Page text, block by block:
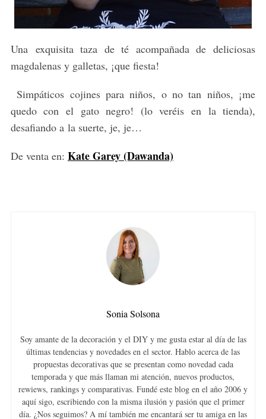
Una exquisita taza de té acompañada de deliciosas
magdalenas y galletas, ¡que fiesta!
Simpáticos cojines para niños, o no tan niños, ¡me
quedo con el gato negro! (lo veréis en la tienda),
desafiando a la suerte, je, je…
De venta en: Kate Garey (Dawanda)
Sonia Solsona
Soy amante de la decoración y el DIY y me gusta estar al día de las
últimas tendencias y novedades en el sector. Hablo acerca de las
propuestas decorativas que se presentan como novedad cada
temporada y que más llaman mi atención, nuevos productos,
rewiews, rankings y comparativas. Fundé este blog en el año 2006 y
aquí sigo, escribiendo con la misma ilusión y pasión que el primer
día. ¿Nos seguimos? A mí también me encantará ser tu amiga en las